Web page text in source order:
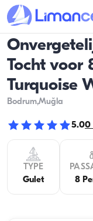
Tocht voor
Turquoise
Bodrum,Muğla
5.00
TYPE
Gulet
8